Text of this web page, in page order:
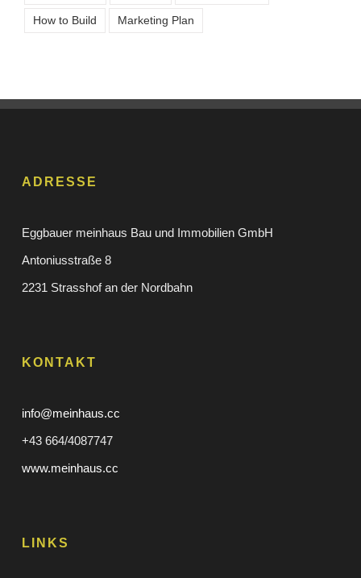
How to Build Marketing Plan
ADRESSE
Eggbauer meinhaus Bau und Immobilien GmbH
Antoniusstraße 8
2231 Strasshof an der Nordbahn
KONTAKT
info@meinhaus.cc
+43 664/4087747
www.meinhaus.cc
LINKS